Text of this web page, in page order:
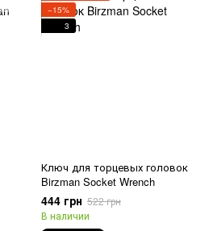
−15%
3
Ключ для торцевых головок
Birzman Socket Wrench
444 грн 522 грн
В наличии